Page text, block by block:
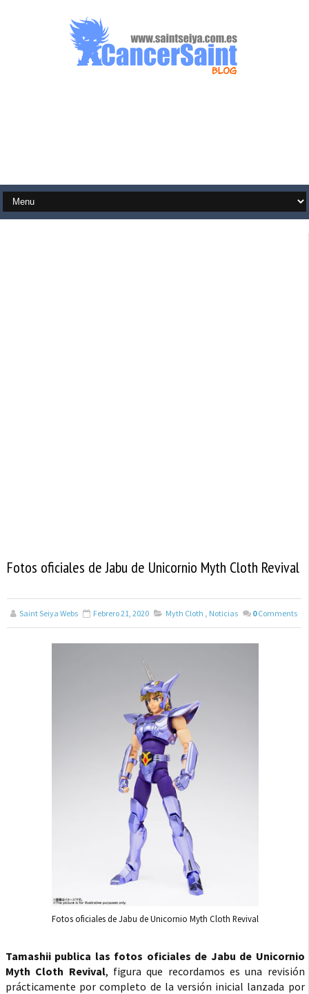
Fotos oficiales de Jabu de Unicornio Myth Cloth Revival
Saint Seiya Webs Febrero 21, 2020 Myth Cloth , Noticias 0 Comments
Fotos oficiales de Jabu de Unicornio Myth Cloth Revival
Tamashii publica las fotos oficiales de Jabu de Unicornio
Myth Cloth Revival, figura que recordamos es una revisión
prácticamente por completo de la versión inicial lanzada por